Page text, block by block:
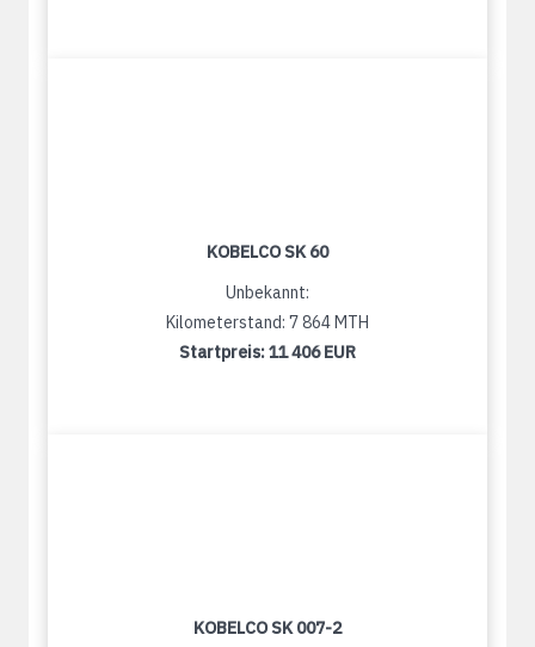
KOBELCO SK 60
Unbekannt:
Kilometerstand: 7 864 MTH
Startpreis:11 406 EUR
KOBELCO SK 007-2